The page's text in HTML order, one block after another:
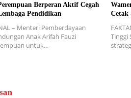
Berperan Aktif Cegah
Pendidikan
– Menteri Pemberdayaan
Anak Arifah Fauzi
untuk…
Cetak
Tinggi